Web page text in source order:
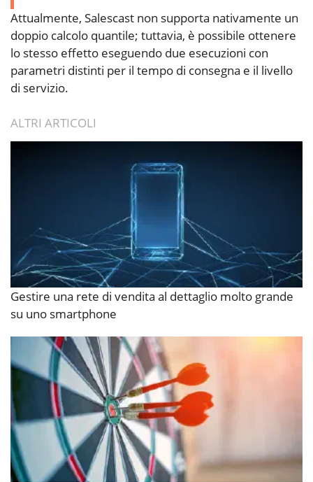
Attualmente, Salescast non supporta nativamente un
doppio calcolo quantile; tuttavia, è possibile ottenere
lo stesso effetto eseguendo due esecuzioni con
parametri distinti per il tempo di consegna e il livello
di servizio.
ALTRI ARTICOLI
Gestire una rete di vendita al dettaglio molto grande
su uno smartphone